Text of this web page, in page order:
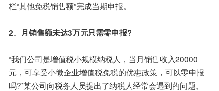
栏“其他免税销售额”完成当期申报。
2、月销售额未达3万元只需零申报?
“我们公司是增值税小规模纳税人，当月销售收入20000
元，可享受小微企业增值税免税的优惠政策，可以零申报
吗?”某公司向税务人员提出了纳税人经常会遇到的问题。